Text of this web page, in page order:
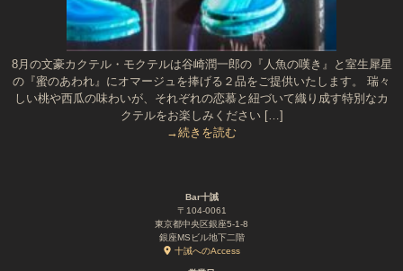
8月の文豪カクテル・モクテルは谷崎潤一郎の『人魚の嘆き』と室生犀星
の『蜜のあわれ』にオマージュを捧げる２品をご提供いたします。 瑞々
しい桃や西瓜の味わいが、それぞれの恋慕と紐づいて織り成す特別なカ
クテルをお楽しみください […]
→続きを読む
Bar十誡
〒104-0061
東京都中央区銀座5-1-8
銀座MSビル地下二階
十誡へのAccess